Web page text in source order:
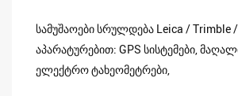
სამუშაოები სრულდება Leica / Trimble /
აპარატურებით: GPS სისტემები,
ელექტრო ტახეომეტრები,